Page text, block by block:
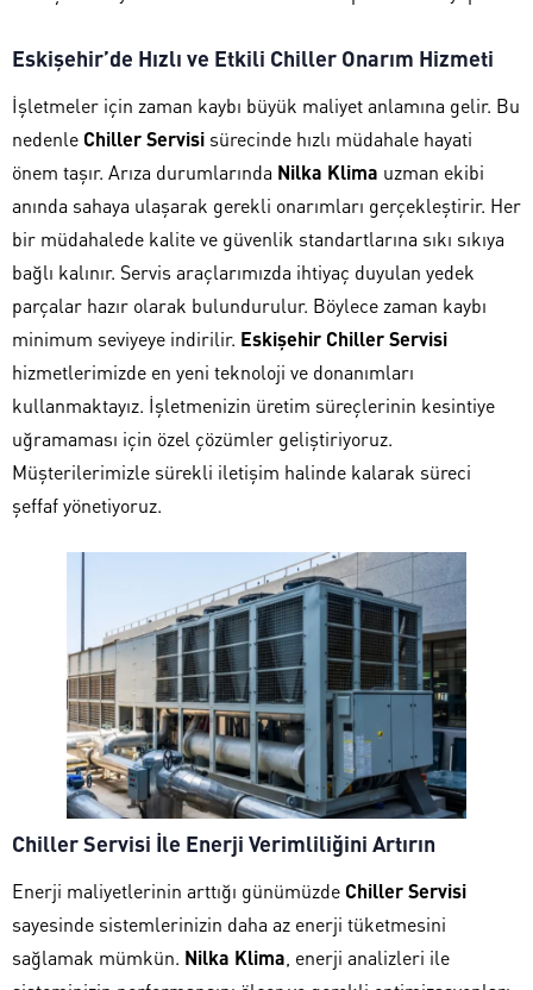
Eskişehir’de Hızlı ve Etkili Chiller Onarım Hizmeti
İşletmeler için zaman kaybı büyük maliyet anlamına gelir. Bu
nedenle Chiller Servisi sürecinde hızlı müdahale hayati
önem taşır. Arıza durumlarında Nilka Klima uzman ekibi
anında sahaya ulaşarak gerekli onarımları gerçekleştirir. Her
bir müdahalede kalite ve güvenlik standartlarına sıkı sıkıya
bağlı kalınır. Servis araçlarımızda ihtiyaç duyulan yedek
parçalar hazır olarak bulundurulur. Böylece zaman kaybı
minimum seviyeye indirilir. Eskişehir Chiller Servisi
hizmetlerimizde en yeni teknoloji ve donanımları
kullanmaktayız. İşletmenizin üretim süreçlerinin kesintiye
uğramaması için özel çözümler geliştiriyoruz.
Müşterilerimizle sürekli iletişim halinde kalarak süreci
şeffaf yönetiyoruz.
Chiller Servisi İle Enerji Verimliliğini Artırın
Enerji maliyetlerinin arttığı günümüzde Chiller Servisi
sayesinde sistemlerinizin daha az enerji tüketmesini
sağlamak mümkün. Nilka Klima , enerji analizleri ile